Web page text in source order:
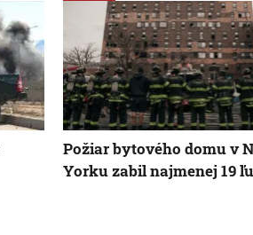
Požiar bytového domu v
Yorku zabil najmenej 19